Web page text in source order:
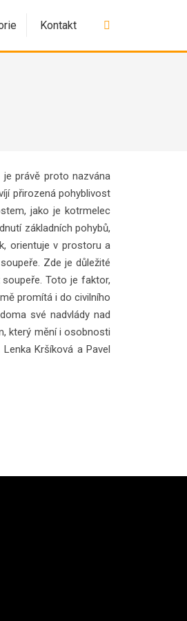
Kontakt
právě proto nazvána
přirozená pohyblivost
jako je kotrmelec
základních pohybů,
orientuje v prostoru a
Zde je důležité
Toto je faktor,
promítá i do civilního
své nadvlády nad
který mění i osobnosti
Kršíková a Pavel